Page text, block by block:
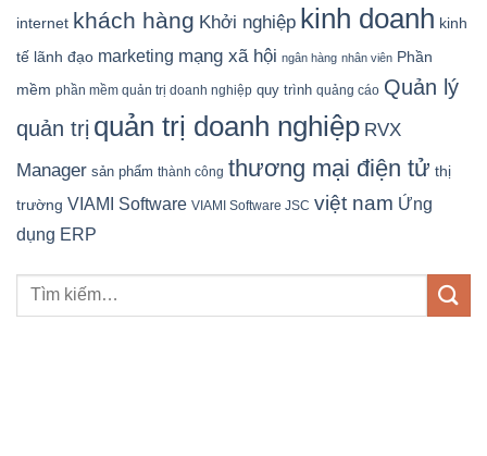
internet khách hàng Khởi nghiệp kinh doanh kinh
tế lãnh đạo marketing mạng xã hội ngân hàng nhân viên Phần
mềm phần mềm quản trị doanh nghiệp quy trình quảng cáo Quản lý
quản trị quản trị doanh nghiệp RVX
Manager sản phẩm thành công thương mại điện tử thị
trường VIAMI Software VIAMI Software JSC việt nam Ứng
dụng ERP